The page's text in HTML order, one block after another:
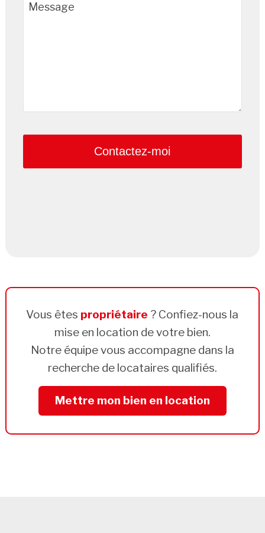
Message
Contactez-moi
Vous êtes propriétaire ? Confiez-nous la
mise en location de votre bien.
Notre équipe vous accompagne dans la
recherche de locataires qualifiés.
Mettre mon bien en location